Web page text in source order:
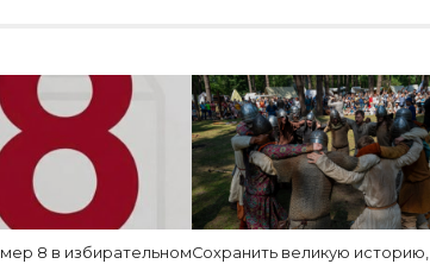
8 в избирательномСохранить великую историю,